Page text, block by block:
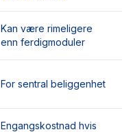
Kan være rimeligere
enn ferdigmoduler
For sentral beliggenhet
Engangskostnad hvis